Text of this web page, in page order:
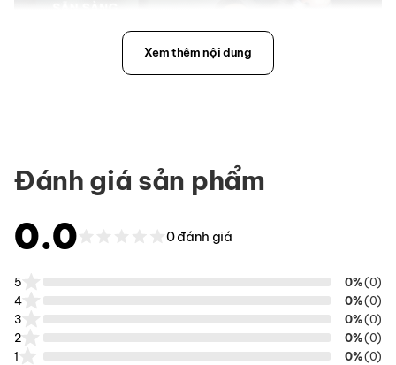
Xem thêm nội dung
Đánh giá sản phẩm
0.0 0 đánh giá
5 0%(0)
4
0%(0)
3
0%(0)
2
0%(0)
1
0%(0)